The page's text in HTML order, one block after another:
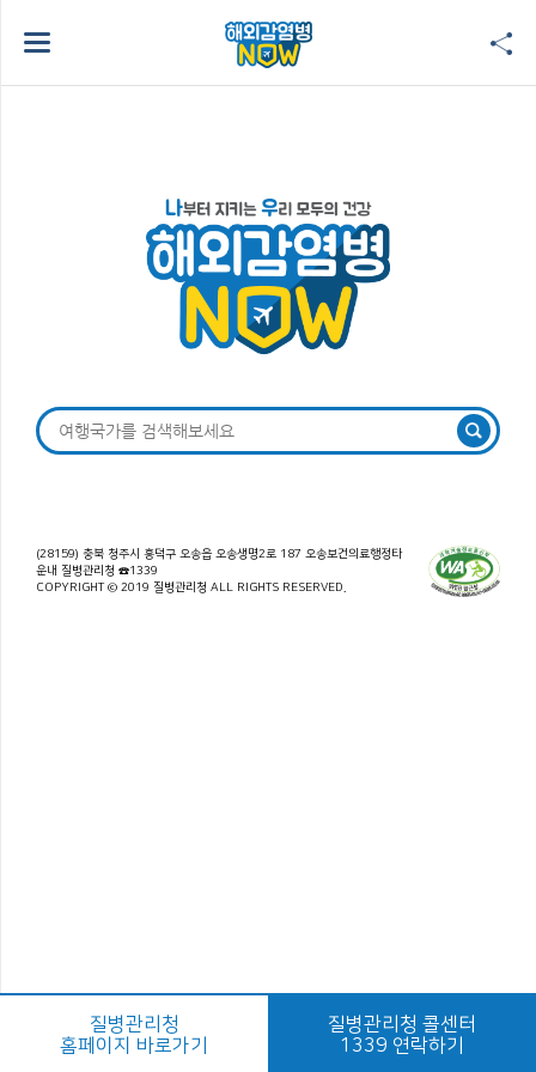
(28159) 충북 청주시 흥덕구 오송읍 오송생명2로 187 오송보건의료행정타
운내 질병관리청 ☎1339
COPYRIGHT © 2019 질병관리청 ALL RIGHTS RESERVED.
질병관리청
홈페이지 바로가기
질병관리청 콜센터
1339 연락하기